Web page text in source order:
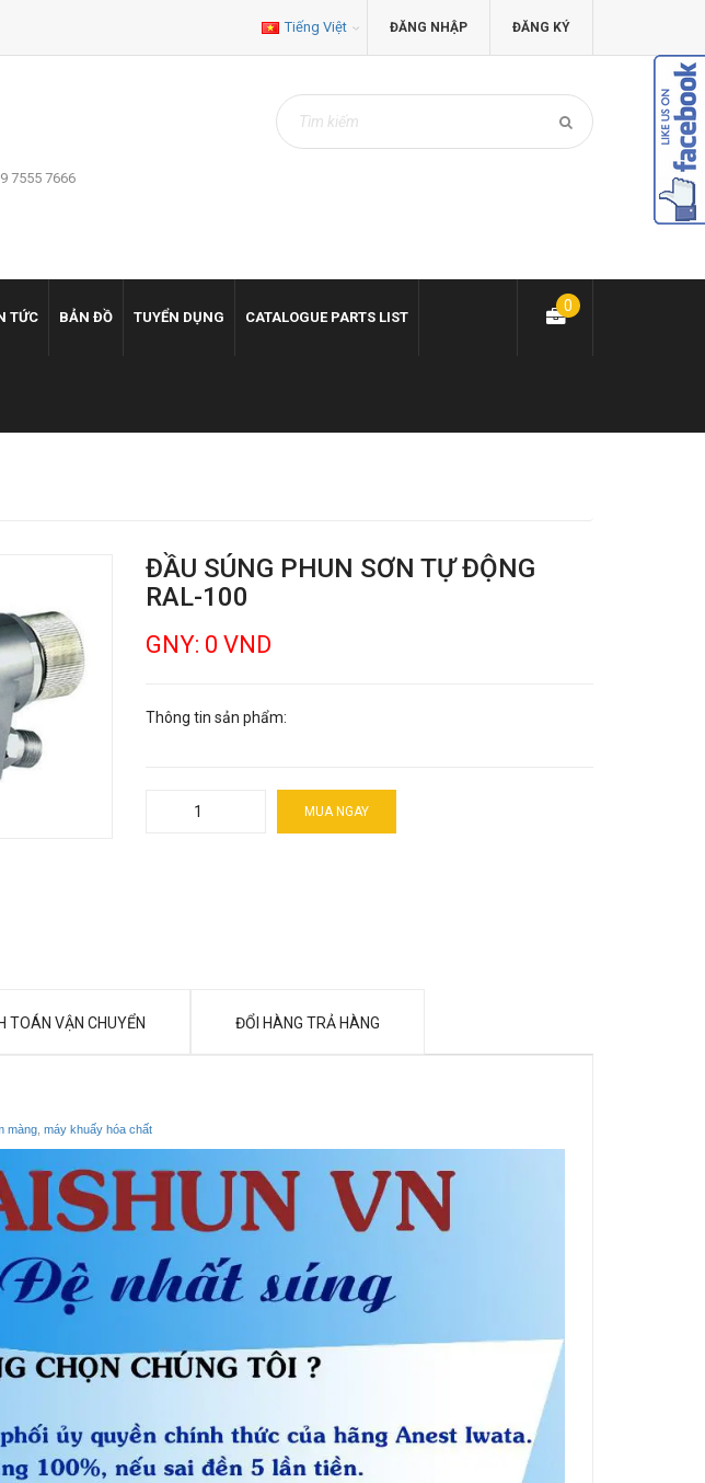
ĐĂNG NHẬP ĐĂNG KÝ
Tiếng Việt
7555 7666
TỨC BẢN ĐỒ TUYỂN DỤNG CATALOGUE PARTS LIST
0
ĐẦU SÚNG PHUN SƠN TỰ ĐỘNG
RAL-100
GNY: 0 VND
Thông tin sản phẩm:
MUA NGAY
TOÁN VẬN CHUYỂN ĐỔI HÀNG TRẢ HÀNG
màng, máy khuấy hóa chất